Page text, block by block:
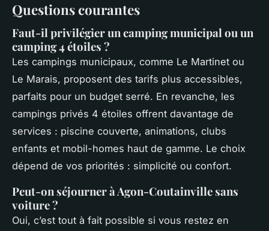
Questions courantes
Faut-il privilégier un camping municipal ou un
camping 4 étoiles ?
Les campings municipaux, comme Le Martinet ou
Le Marais, proposent des tarifs plus accessibles,
parfaits pour un budget serré. En revanche, les
campings privés 4 étoiles offrent davantage de
services : piscine couverte, animations, clubs
enfants et mobil-homes haut de gamme. Le choix
dépend de vos priorités : simplicité ou confort.
Peut-on séjourner à Agon-Coutainville sans
voiture ?
Oui, c’est tout à fait possible si vous restez en